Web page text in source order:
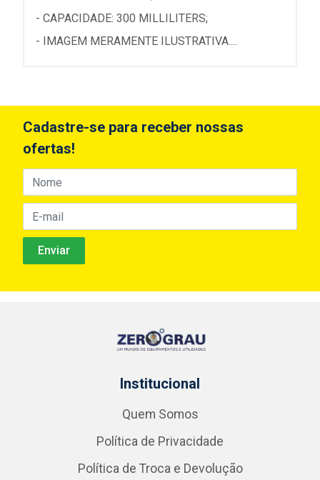
- CAPACIDADE: 300 MILLILITERS;
- IMAGEM MERAMENTE ILUSTRATIVA....
Cadastre-se para receber nossas
ofertas!
Institucional
Quem Somos
Política de Privacidade
Política de Troca e Devolução